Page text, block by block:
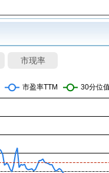
市现率